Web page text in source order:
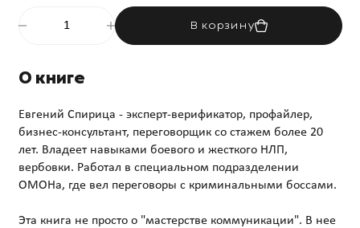
В корзину
О книге
Евгений Спирица - эксперт-верификатор, профайлер,
бизнес-консультант, переговорщик со стажем более 20
лет. Владеет навыками боевого и жесткого НЛП,
вербовки. Работал в специальном подразделении
ОМОНа, где вел переговоры с криминальными боссами.
Эта книга не просто о "мастерстве коммуникации". В нее